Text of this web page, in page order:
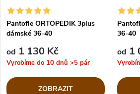
Pantofle ORTOPEDIK 3plus
dámské 36-40
od 1 130 Kč
Vyrobíme do 10 dnů >5 pár
ZOBRAZIT
36-40
od 1